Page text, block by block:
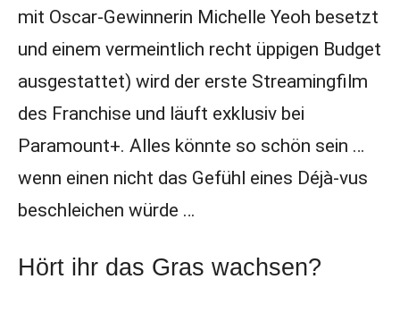
mit Oscar-Gewinnerin Michelle Yeoh besetzt
und einem vermeintlich recht üppigen Budget
ausgestattet) wird der erste Streamingfilm
des Franchise und läuft exklusiv bei
Paramount+. Alles könnte so schön sein …
wenn einen nicht das Gefühl eines Déjà-vus
beschleichen würde …
Hört ihr das Gras wachsen?